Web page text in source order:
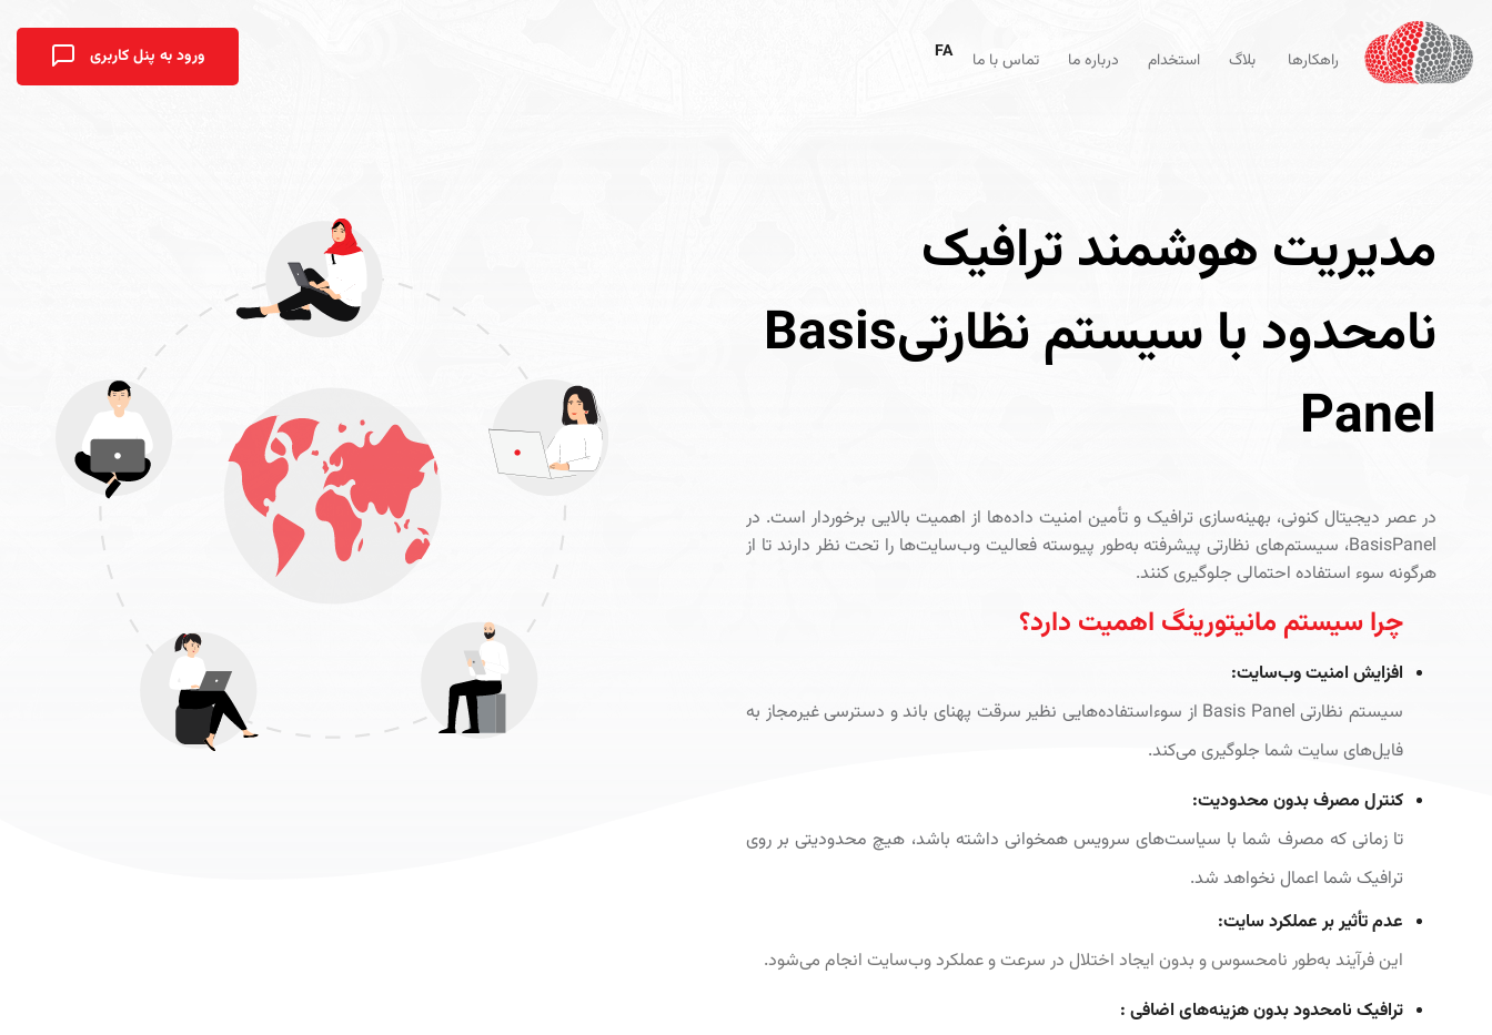
راهکارها بلاگ استخدام درباره ما تماس با ما FA ورود به پنل کاربری
مدیریت هوشمند ترافیک
نامحدود با سیستم نظارتیBasis
Panel
در عصر دیجیتال کنونی، بهینه‌سازی ترافیک و تأمین امنیت داده‌ها از اهمیت بالایی برخوردار است. در
BasisPanel، سیستم‌های نظارتی پیشرفته به‌طور پیوسته فعالیت وب‌سایت‌ها را تحت نظر دارند تا از
هرگونه سوء استفاده احتمالی جلوگیری کنند.
چرا سیستم مانیتورینگ اهمیت دارد؟
افزایش امنیت وب‌سایت:
سیستم نظارتی Basis Panel از سوءاستفاده‌هایی نظیر سرقت پهنای باند و دسترسی غیرمجاز به
فایل‌های سایت شما جلوگیری می‌کند.
کنترل مصرف بدون محدودیت:
تا زمانی که مصرف شما با سیاست‌های سرویس همخوانی داشته باشد، هیچ محدودیتی بر روی
ترافیک شما اعمال نخواهد شد.
عدم تأثیر بر عملکرد سایت:
این فرآیند به‌طور نامحسوس و بدون ایجاد اختلال در سرعت و عملکرد وب‌سایت انجام می‌شود.
ترافیک نامحدود بدون هزینه‌های اضافی :